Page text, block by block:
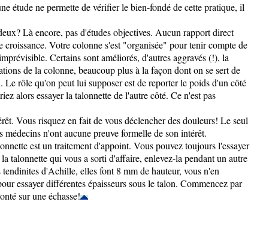
étude ne permette de vérifier le bien-fondé de cette pratique, il
Là encore, pas d'études objectives. Aucun rapport direct
Votre colonne s'est "organisée" pour tenir compte de
Certains sont améliorés, d'autres aggravés (!), la
de la colonne, beaucoup plus à la façon dont on se sert de
rôle qu'on peut lui supposer est de reporter le poids d'un côté
alors essayer la talonnette de l'autre côté. Ce n'est pas
Vous risquez en fait de vous déclencher des douleurs! Le seul
n'ont aucune preuve formelle de son intérêt.
est un traitement d'appoint. Vous pouvez toujours l'essayer
talonnette qui vous a sorti d'affaire, enlevez-la pendant un autre
d'Achille, elles font 8 mm de hauteur, vous n'en
essayer différentes épaisseurs sous le talon. Commencez par
sur une échasse!